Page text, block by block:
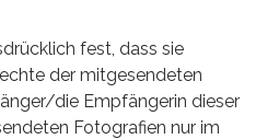
fest, dass sie
der mitgesendeten
die Empfängerin dieser
Fotografien nur im